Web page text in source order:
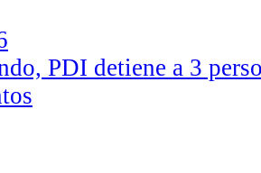
PDI detiene a 3